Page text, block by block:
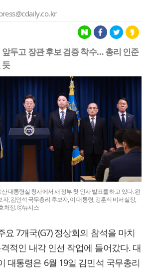
두고 장관 후보 검증 착수… 총리 인준
듯
대통령실 청사에서 새 정부 첫 인사 발표를 하고 있다. 왼
, 김민석 국무총리 후보자, 이 대통령, 강훈식 비서실장,
처장. ⓒ뉴시스
요 7개국(G7) 정상회의 참석을 마치
적인 내각 인선 작업에 들어갔다. 대
대통령은 6월 19일 김민석 국무총리